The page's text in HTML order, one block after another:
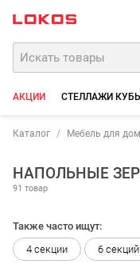
АКЦИИ СТЕЛЛАЖИ КУБЫ
Каталог Мебель для
НАПОЛЬНЫЕ
91 товар
Также часто ищут:
4 секции
6 секций